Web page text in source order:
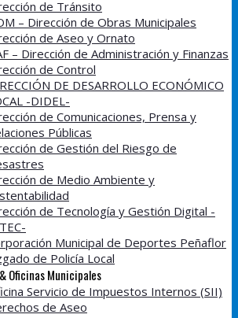
de Tránsito
– Dirección de Obras Municipales
de Aseo y Ornato
– Dirección de Administración y Finanzas
de Control
DE DESARROLLO ECONÓMICO
-DIDEL-
de Comunicaciones, Prensa y
Públicas
de Gestión del Riesgo de
de Medio Ambiente y
de Tecnología y Gestión Digital -
Municipal de Deportes Peñaflor
de Policía Local
Oficinas Municipales
Servicio de Impuestos Internos (SII)
de Aseo